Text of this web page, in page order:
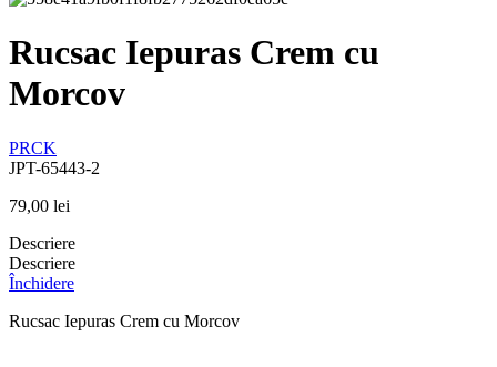
Rucsac Iepuras Crem cu
Morcov
PRCK
JPT-65443-2
79,00 lei
Descriere
Descriere
Închidere
Rucsac Iepuras Crem cu Morcov